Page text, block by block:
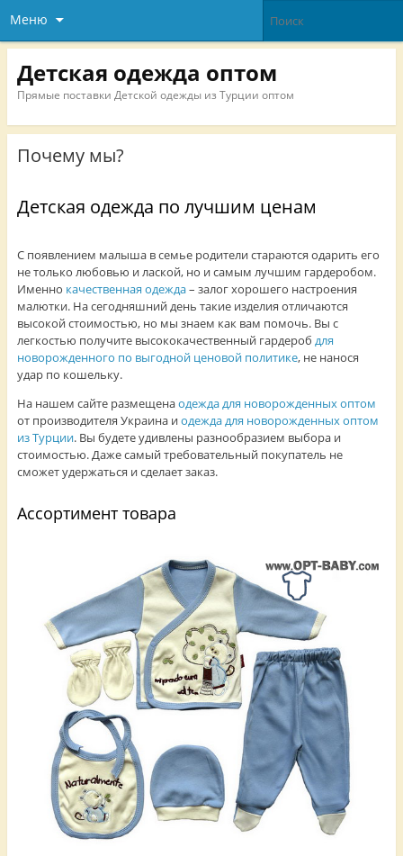
Меню
Детская одежда оптом
Прямые поставки Детской одежды из Турции оптом
Почему мы?
Детская одежда по лучшим ценам
С появлением малыша в семье родители стараются одарить его
не только любовью и лаской, но и самым лучшим гардеробом.
Именно качественная одежда– залог хорошего настроения
малютки. На сегодняшний день такие изделия отличаются
высокой стоимостью, но мы знаем как вам помочь. Вы с
легкостью получите высококачественный гардероб для
новорожденного по выгодной ценовой политике, не нанося
удар по кошельку.
На нашем сайте размещенаодежда для новорожденных оптом
от производителя Украина иодежда для новорожденных оптом
из Турции. Вы будете удивлены разнообразием выбора и
стоимостью. Даже самый требовательный покупатель не
сможет удержаться и сделает заказ.
Ассортимент товара